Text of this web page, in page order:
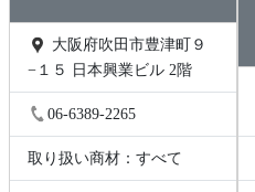
−１５ 日本興業ビル 2階
06-6389-2265
取り扱い商材：すべて